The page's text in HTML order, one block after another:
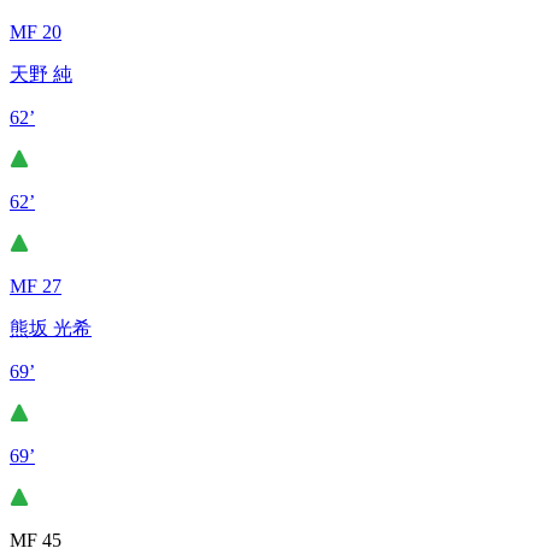
MF 20
天野 純
62’
62’
MF 27
熊坂 光希
69’
69’
MF 45